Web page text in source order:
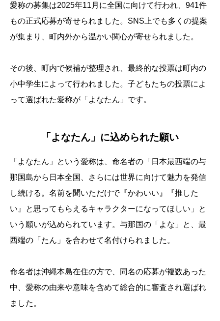
愛称の募集は2025年11月に全国に向けて行われ、941件
もの正式応募が寄せられました。SNS上でも多くの提案
が集まり、町内外から温かい関心が寄せられました。
その後、町内で候補が整理され、最終的な投票は町内の
小中学生によって行われました。子どもたちの投票によ
って選ばれた愛称が「よなたん」です。
「よなたん」に込められた願い
「よなたん」という愛称は、命名者の「日本最西端の与
那国島から日本全国、さらには世界に向けて魅力を発信
し続ける。名前を聞いただけで『かわいい』『推した
い』と思ってもらえるキャラクターになってほしい」と
いう願いが込められています。与那国の「よな」と、最
西端の「たん」を合わせて名付けられました。
命名者は沖縄本島在住の方で、同名の応募が複数あった
中、愛称の由来や意味を含めて総合的に審査され選ばれ
ました。